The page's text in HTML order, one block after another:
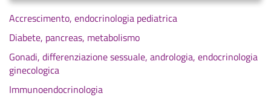
Accrescimento, endocrinologia pediatrica
Diabete, pancreas, metabolismo
Gonadi, differenziazione sessuale, andrologia, endocrinologia
ginecologica
Immunoendocrinologia